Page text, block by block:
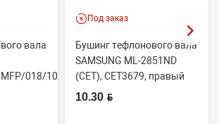
вала
018/1020/1030D
Под заказ
Бушинг тефлонового вала
SAMSUNG ML-2851ND
(CET), CET3679, правый
JC61-02335A
10.30 BYN